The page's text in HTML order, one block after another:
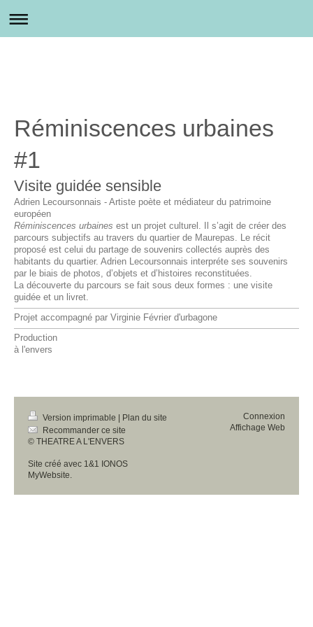
Réminiscences urbaines
#1
Visite guidée sensible
Adrien Lecoursonnais - Artiste poète et médiateur du patrimoine
européen
Réminiscences urbaines est un projet culturel. Il s’agit de créer des
parcours subjectifs au travers du quartier de Maurepas. Le récit
proposé est celui du partage de souvenirs collectés auprès des
habitants du quartier. Adrien Lecoursonnais interpréte ses souvenirs
par le biais de photos, d’objets et d’histoires reconstituées.
La découverte du parcours se fait sous deux formes : une visite
guidée et un livret.
Projet accompagné par Virginie Février d'urbagone
Production
à l'envers
Version imprimable
Plan du site
Recommander ce site
© THEATRE A L'ENVERS
Site créé avec 1&1 IONOS
MyWebsite
Connexion
Affichage Web